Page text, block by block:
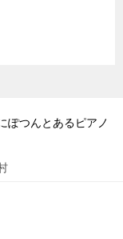
ぽつんとあるピアノ